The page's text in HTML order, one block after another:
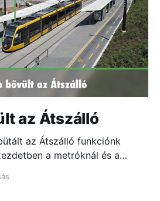
az Átszálló
az Átszálló funkciónk
a metróknál és a
átszállás érdekében...